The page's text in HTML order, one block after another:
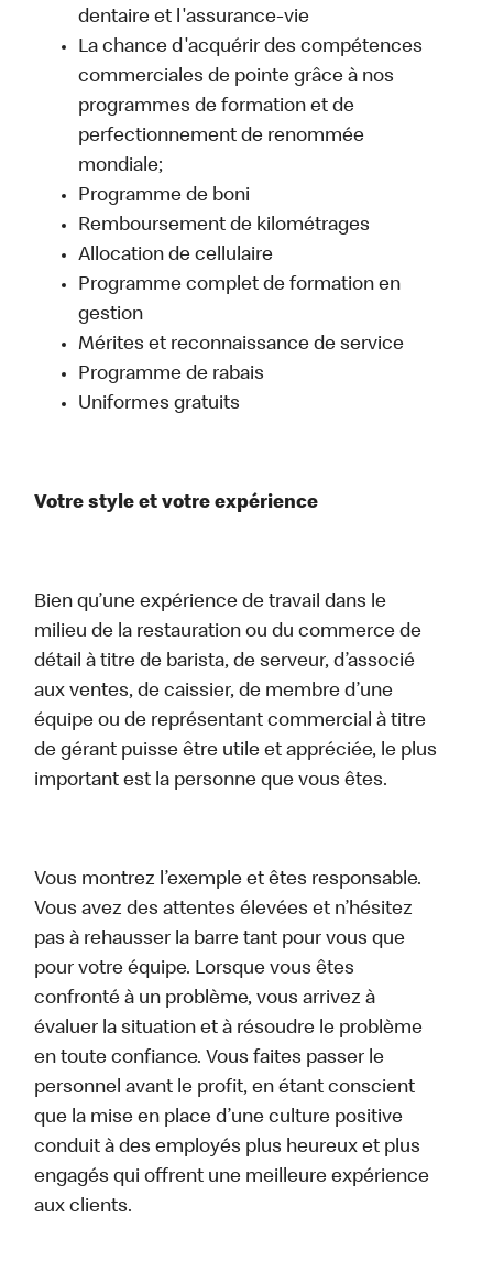
dentaire et l'assurance-vie
La chance d'acquérir des compétences
commerciales de pointe grâce à nos
programmes de formation et de
perfectionnement de renommée
mondiale;
Programme de boni
Remboursement de kilométrages
Allocation de cellulaire
Programme complet de formation en
gestion
Mérites et reconnaissance de service
Programme de rabais
Uniformes gratuits
Votre style et votre expérience
Bien qu’une expérience de travail dans le
milieu de la restauration ou du commerce de
détail à titre de barista, de serveur, d’associé
aux ventes, de caissier, de membre d’une
équipe ou de représentant commercial à titre
de gérant puisse être utile et appréciée, le plus
important est la personne que vous êtes.
Vous montrez l’exemple et êtes responsable.
Vous avez des attentes élevées et n’hésitez
pas à rehausser la barre tant pour vous que
pour votre équipe. Lorsque vous êtes
confronté à un problème, vous arrivez à
évaluer la situation et à résoudre le problème
en toute confiance. Vous faites passer le
personnel avant le profit, en étant conscient
que la mise en place d’une culture positive
conduit à des employés plus heureux et plus
engagés qui offrent une meilleure expérience
aux clients.